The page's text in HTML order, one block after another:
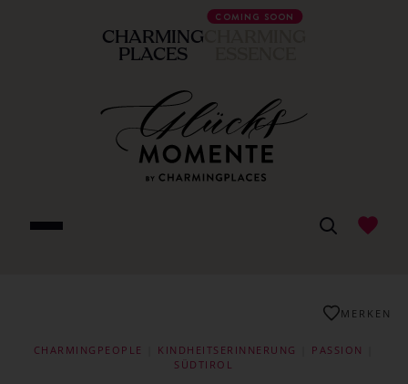
CHARMING
PLACES
COMING SOON
CHARMINGPEOPLE KINDHEITSERINNERUNG PASSION
SÜDTIROL
MERKEN